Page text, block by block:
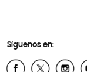
Síguenos en: